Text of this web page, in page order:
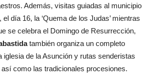
Además, visitas guiadas al municipio
día 16, la ‘Quema de los Judas’ mientras
se celebra el Domingo de Resurrección,
también organiza un completo
de la Asunción y rutas senderistas
como las tradicionales procesiones.